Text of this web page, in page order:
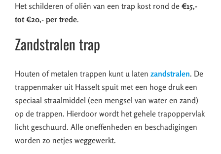
Het schilderen of oliën van een trap kost rond de €15,-
tot €20,- per trede.
Zandstralen trap
Houten of metalen trappen kunt u laten zandstralen. De
trappenmaker uit Hasselt spuit met een hoge druk een
speciaal straalmiddel (een mengsel van water en zand)
op de trappen. Hierdoor wordt het gehele trapoppervlak
licht geschuurd. Alle oneffenheden en beschadigingen
worden zo netjes weggewerkt.